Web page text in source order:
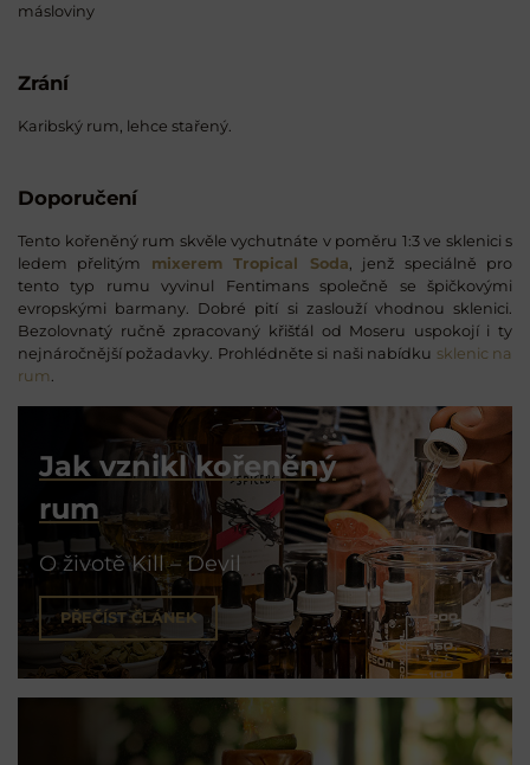
másloviny
Zrání
Karibský rum, lehce stařený.
Doporučení
Tento kořeněný rum skvěle vychutnáte v poměru 1:3 ve sklenici s
ledem přelitým
mixerem Tropical Soda, jenž speciálně pro
tento typ rumu vyvinul Fentimans společně se špičkovými
evropskými barmany. Dobré pití si zaslouží vhodnou sklenici.
Bezolovnatý ručně zpracovaný křišťál od Moseru uspokojí i ty
nejnáročnější požadavky. Prohlédněte si naši nabídku sklenic na
rum .
Jak vznikl kořeněný
rum
O životě Kill – Devil
PŘEČÍST ČLÁNEK